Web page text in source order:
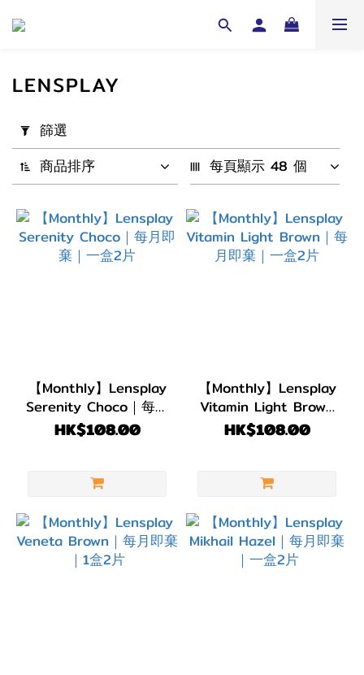
用
篩
選
(0/20)
配
(5)
弧度
(B.C)
(5)
LENSPLAY
篩選
商品排序
每頁顯示 48 個
【Monthly】Lensplay
Serenity Choco｜每月
即棄｜一盒2片
HK$108.00
【Monthly】Lensplay
Vitamin Light Brown
｜每月即棄｜一盒2片
HK$108.00